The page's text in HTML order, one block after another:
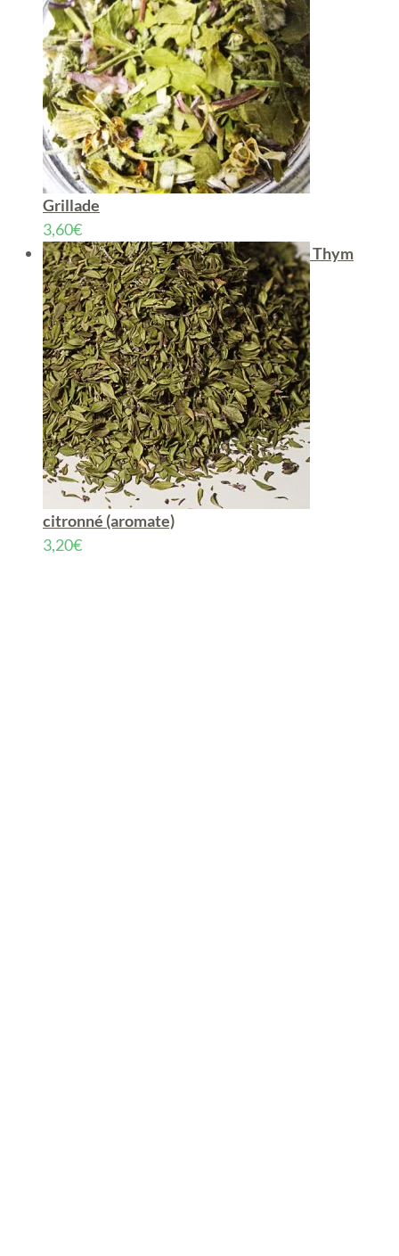
Grillade
3,60€
Thym
citronné (aromate)
3,20€